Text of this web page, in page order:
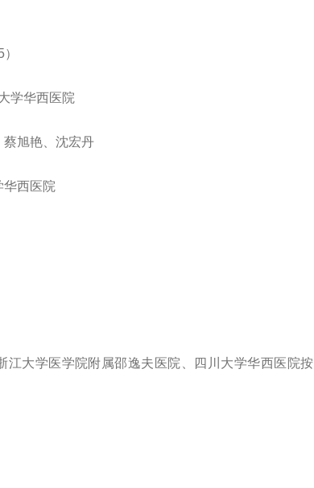
学华西医院
旭艳、沈宏丹
华西医院
江大学医学院附属邵逸夫医院、四川大学华西医院按